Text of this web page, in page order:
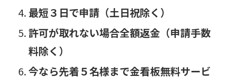
最短３日で申請（土日祝除く）
許可が取れない場合全額返金（申請手数
料除く）
今なら先着５名様まで金看板無料サービ